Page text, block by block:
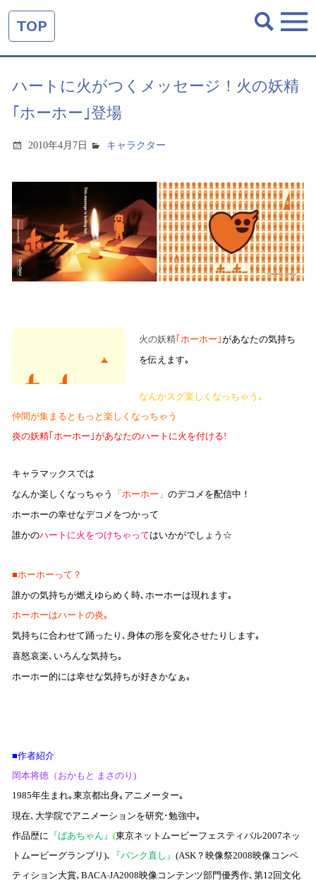
TOP
ハートに火がつくメッセージ！火の妖精
｢ホーホー｣登場
2010年4月7日 キャラクター
火の妖精｢ホーホー｣があなたの気持ち
を伝えます｡
なんかスグ楽しくなっちゃう｡
仲間が集まるともっと楽しくなっちゃう
炎の妖精｢ホーホー｣があなたのハートに火を付ける!
キャラマックスでは
なんか楽しくなっちゃう 「ホーホー」 のデコメを配信中！
ホーホーの幸せなデコメをつかって
誰かのハートに火をつけちゃってはいかがでしょう☆
■ホーホーって？
誰かの気持ちが燃えゆらめく時､ホーホーは現れます｡
ホーホーはハートの炎｡
気持ちに合わせて踊ったり､身体の形を変化させたりします｡
喜怒哀楽､いろんな気持ち｡
ホーホー的には幸せな気持ちが好きかなぁ｡
■作者紹介
岡本将徳（おかもと まさのり )
1985年生まれ｡東京都出身｡アニメーター｡
現在､大学院でアニメーションを研究･勉強中｡
作品歴に 『ばあちゃん』 (東京ネットムービーフェスティバル2007ネッ
トムービーグランプリ )､ 『パンク直し』 (ASK ？映像祭2008映像コンペ
ティション大賞､ BACA‐JA2008映像コンテンツ部門優秀作､第12回文化